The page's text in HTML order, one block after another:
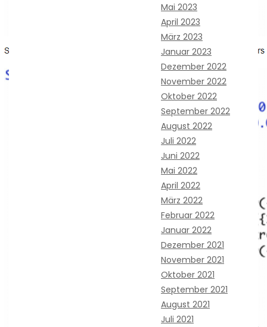
Mai 2023
April 2023
März 2023
Januar 2023
Dezember 2022
November 2022
Oktober 2022
September 2022
August 2022
Juli 2022
Juni 2022
Mai 2022
April 2022
März 2022
Februar 2022
Januar 2022
Dezember 2021
November 2021
Oktober 2021
September 2021
August 2021
Juli 2021